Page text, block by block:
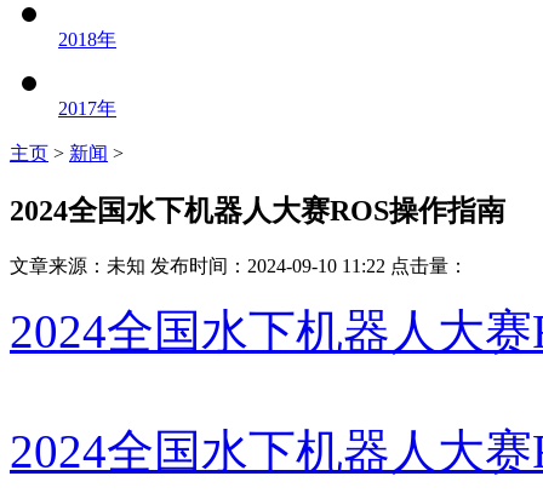
2018年
2017年
主页 > 新闻 >
2024全国水下机器人大赛ROS操作指南
文章来源：未知 发布时间：2024-09-10 11:22 点击量：
2024全国水下机器人大
2024全国水下机器人大